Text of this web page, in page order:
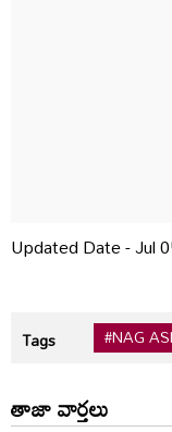
Updated Date - Jul
Tags #NAG
తాజా వార్తలు